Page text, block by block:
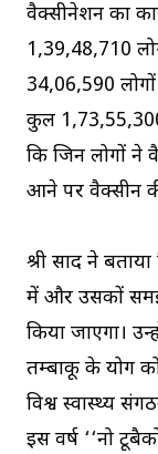
वैक्सीनेशन का
1,39,48,710
34,06,590
कुल 1,73,55,300
कि जिन लोगों ने
आने पर वैक्सीन
श्री प्रसाद ने
में और उसकों
किया जाएगा।
तम्बाकू के प्रयोग
विश्व स्वास्थ्य
इस वर्ष ‘‘नो